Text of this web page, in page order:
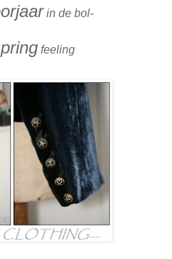
in de bol-
feeling